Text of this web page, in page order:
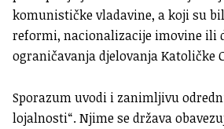
komunističke vladavine, a koji su
reformi, nacionalizacije imovine ili
ograničavanja djelovanja Katoličke
Sporazum uvodi i zanimljivu
lojalnosti“. Njime se država